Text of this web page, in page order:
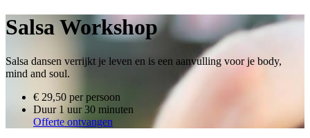
Salsa Workshop
Salsa dansen verrijkt je leven en is een aanvulling voor je body,
mind and soul.
€ 29,50 per persoon
Duur1 uur 30 minuten
Offerte ontvangen